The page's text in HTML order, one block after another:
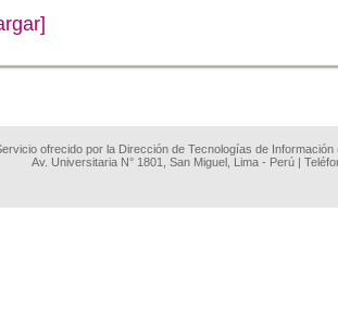
ofrecido por la Dirección de Tecnologías de
Av. Universitaria N° 1801, San Miguel, Lima - Perú |